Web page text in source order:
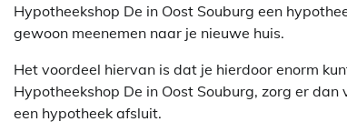
Hypotheekshop De in Oost Souburg een
gewoon meenemen naar je nieuwe huis.
Het voordeel hiervan is dat je hierdoor enorm
Hypotheekshop De in Oost Souburg, zorg er
een hypotheek afsluit.